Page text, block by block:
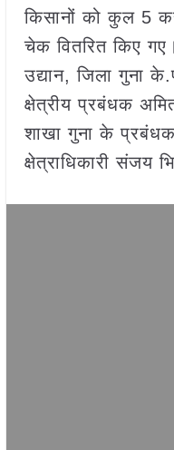
किसानों को कुल 5
चेक वितरित किए
उद्यान, जिला गुना
क्षेत्रीय प्रबंधक
शाखा गुना के
क्षेत्राधिकारी संजय